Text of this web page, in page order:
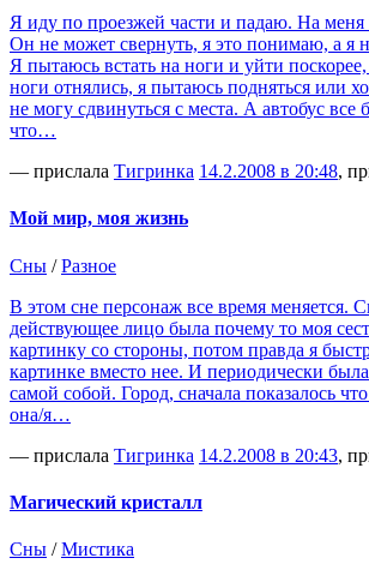
Я иду по проезжей части и падаю. На меня
Он не может свернуть, я это понимаю, а я
Я пытаюсь встать на ноги и уйти
ноги отнялись, я пытаюсь подняться или
не могу сдвинуться с места. А автобус
что…
— прислала Тигринка 14.2.2008 в 20:48,
Мой мир, моя жизнь
Сны /Разное
В этом сне персонаж все время меняется.
действующее лицо была почему то моя
картинку со стороны, потом правда я
картинке вместо нее. И периодически
самой собой. Город, сначала показалось
она/я…
— прислала Тигринка 14.2.2008 в 20:43,
Магический кристалл
Сны /Мистика